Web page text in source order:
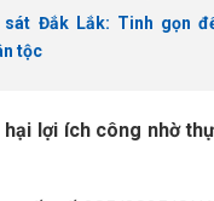
sát Đắk Lắk: Tinh gọn
tộc
hại lợi ích công nhờ